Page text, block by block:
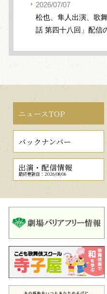
2026/07/07
松也、隼人出演、歌
話 第四十八回」配信
ニュースTOP
バックナンバー
出演・配信情報
最終更新日：2026/08/06